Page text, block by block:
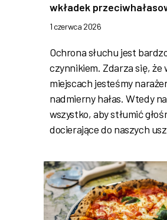
wkładek
1 czerwca 2026
Ochrona słuchu jest
czynnikiem. Zdarza się, że
miejscach jesteśmy
nadmierny hałas. Wtedy
wszystko, aby stłumić
docierające do naszych